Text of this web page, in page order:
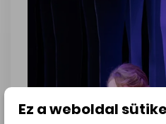
Ez a weboldal